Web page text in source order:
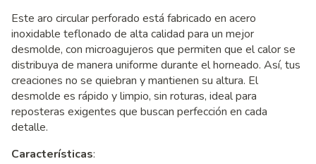
Este aro circular perforado está fabricado en acero
inoxidable teflonado de alta calidad para un mejor
desmolde, con microagujeros que permiten que el calor se
distribuya de manera uniforme durante el horneado. Así, tus
creaciones no se quiebran y mantienen su altura. El
desmolde es rápido y limpio, sin roturas, ideal para
reposteras exigentes que buscan perfección en cada
detalle.
Características: